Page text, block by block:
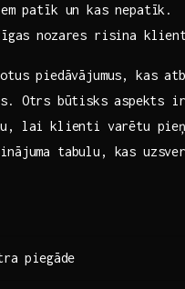
patīk un kas nepatīk.
nozares risina
piedāvājumus, kas
Otrs ⁢būtisks⁤ aspekts
lai klienti varētu
tabulu, kas
piegāde